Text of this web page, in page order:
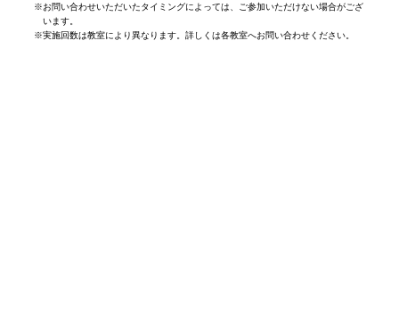
※お問い合わせいただいたタイミングによっては、ご参加いただけない場合がござ
います。
※実施回数は教室により異なります。詳しくは各教室へお問い合わせください。